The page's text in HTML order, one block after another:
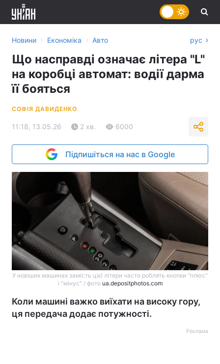
Новини › Економіка › Авто рус
Що насправді означає літера "L"
на коробці автомат: водії дарма
її бояться
СОФІЯ ДАВИДЕНКО
11:18, 13.05.26 2 хв. 6000
Підпишіться на нас в Google
У новіших машинах замість цієї літери часто роблять кнопки "плюс"
і "мінус" / фото ua.depositphotos.com
Коли машині важко виїхати на високу гору,
ця передача додає потужності.
Реклама